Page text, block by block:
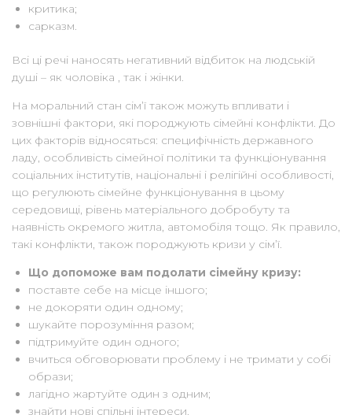
критика;
сарказм.
Всі ці речі наносять негативний відбиток на людській
душі – як чоловіка , так і жінки.
На моральний стан сім’ї також можуть впливати і
зовнішні фактори, які породжують сімейні конфлікти. До
цих факторів відносяться: специфічність державного
ладу, особливість сімейної політики та функціонування
соціальних інститутів, національні і релігійні особливості,
що регулюють сімейне функціонування в цьому
середовищі, рівень матеріального добробуту та
наявність окремого житла, автомобіля тощо. Як правило,
такі конфлікти, також породжують кризи у сім’ї.
Що допоможе вам подолати сімейну кризу:
поставте себе на місце іншого;
не докоряти один одному;
шукайте порозуміння разом;
підтримуйте один одного;
вчиться обговорювати проблему і не тримати у собі
образи;
лагідно жартуйте один з одним;
знайти нові спільні інтереси.